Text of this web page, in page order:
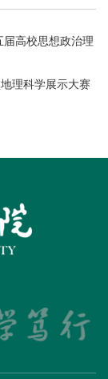
高校思想政治理
理科学展示大赛